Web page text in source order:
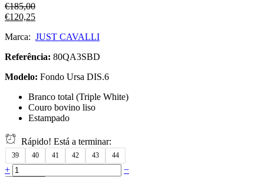
€185,00
€120,25
Marca: JUST CAVALLI
Referência: 80QA3SBD
Modelo: Fondo Ursa DIS.6
Branco total (Triple White)
Couro bovino liso
Estampado
Rápido! Está a terminar:
39 40 41 42 43 44
+ −